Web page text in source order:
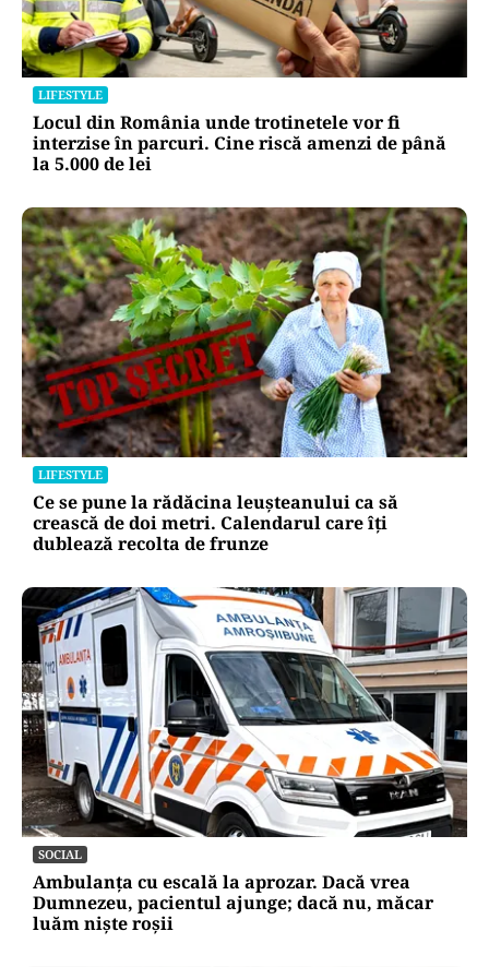
LIFESTYLE
Locul din România unde trotinetele vor fi
interzise în parcuri. Cine riscă amenzi de până
la 5.000 de lei
LIFESTYLE
Ce se pune la rădăcina leușteanului ca să
crească de doi metri. Calendarul care îți
dublează recolta de frunze
SOCIAL
Ambulanța cu escală la aprozar. Dacă vrea
Dumnezeu, pacientul ajunge; dacă nu, măcar
luăm niște roșii